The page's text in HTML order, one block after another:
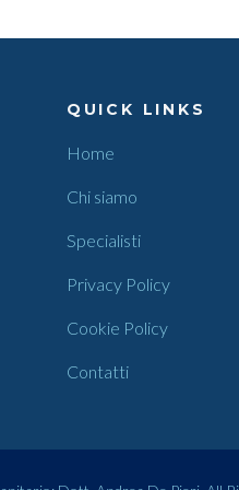
QUICK LINKS
Home
Chi siamo
Specialisti
Privacy Policy
Cookie Policy
Contatti